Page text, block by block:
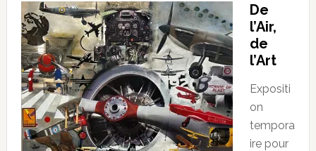
De
l’Air,
de
l’Art
Expositi
on
tempora
ire pour